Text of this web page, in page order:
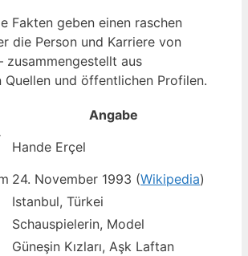
Fakten geben einen raschen
die Person und Karriere von
zusammengestellt aus
Quellen und öffentlichen Profilen.
Angabe
Hande Erçel
24. November 1993 (Wikipedia)
Istanbul, Türkei
Schauspielerin, Model
Güneşin Kızları, Aşk Laftan